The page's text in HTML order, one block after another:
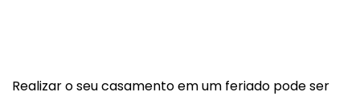
Realizar o seu casamento em um feriado pode ser